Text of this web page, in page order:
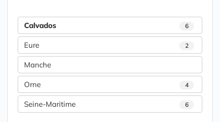
Calvados 6
Eure 2
Manche
Orne 4
Seine-Maritime 6